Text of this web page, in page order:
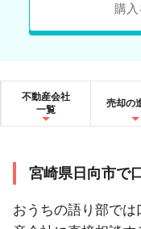
購
不動産会社
一覧
売却の
宮崎県日向市で
おうちの語り部で